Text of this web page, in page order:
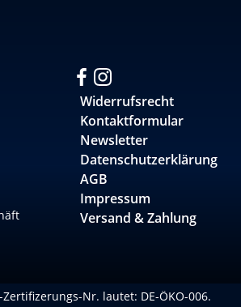
Widerrufsrecht
Kontaktformular
Newsletter
Datenschutzerklärung
AGB
Impressum
Versand & Zahlung
Nr. lautet: DE-ÖKO-006.